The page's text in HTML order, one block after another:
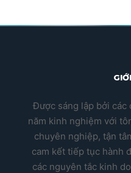
Được sáng lập bởi các
năm kinh nghiệm với
chuyên nghiệp, tận
cam kết tiếp tục hành
các nguyên tắc kinh